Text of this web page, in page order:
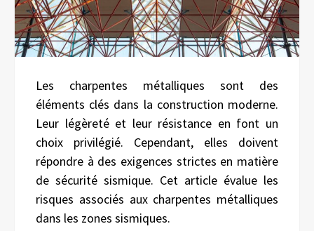
Les charpentes métalliques sont des
éléments clés dans la construction moderne.
Leur légèreté et leur résistance en font un
choix privilégié. Cependant, elles doivent
répondre à des exigences strictes en matière
de sécurité sismique. Cet article évalue les
risques associés aux charpentes métalliques
dans les zones sismiques.